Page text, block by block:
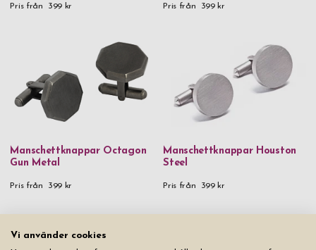
Pris från 399 kr Pris från 399 kr
Manschettknappar Octagon
Gun Metal
Pris från 399 kr
Manschettknappar Houston
Steel
Pris från 399 kr
Vi använder cookies